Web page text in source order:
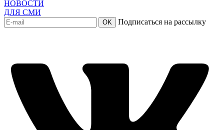
НОВОСТИ
ДЛЯ СМИ
OK Подписаться на рассылку